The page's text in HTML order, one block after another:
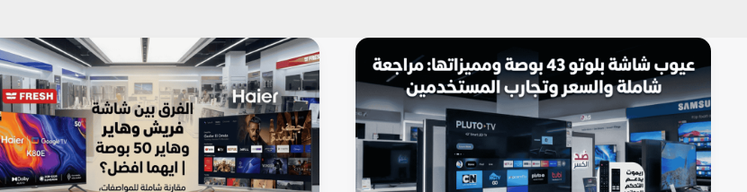
شاشة
بلوتو
43
بوصة ومميزاتها
:
الفرق
بين
شاشة
فريش
وهاير
50